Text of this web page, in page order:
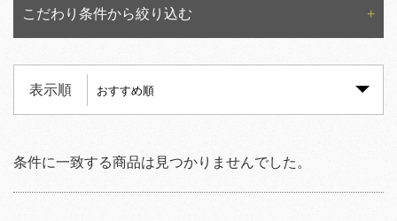
こだわり条件から絞り込む
表示順
条件に一致する商品は見つかりませんでした。